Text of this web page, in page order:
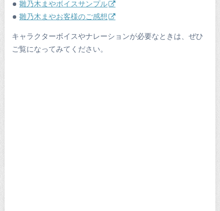
雛乃木まやボイスサンプル
雛乃木まやお客様のご感想
キャラクターボイスやナレーションが必要なときは、ぜひ
ご覧になってみてください。